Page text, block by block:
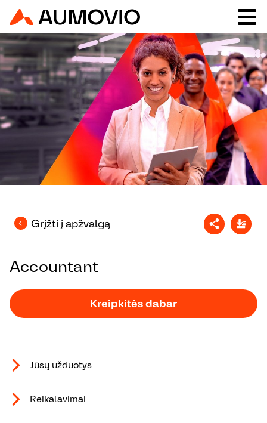
Grįžti į apžvalgą
Accountant
Kreipkitės dabar
Jūsų užduotys
Reikalavimai